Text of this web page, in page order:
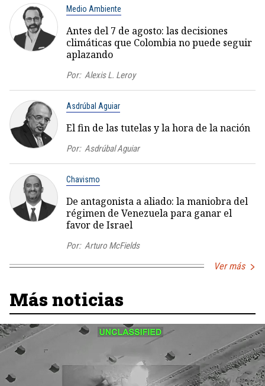
Medio Ambiente
Antes del 7 de agosto: las decisiones
climáticas que Colombia no puede seguir
aplazando
Por: Alexis L. Leroy
Asdrúbal Aguiar
El fin de las tutelas y la hora de la nación
Por: Asdrúbal Aguiar
Chavismo
De antagonista a aliado: la maniobra del
régimen de Venezuela para ganar el
favor de Israel
Por: Arturo McFields
Ver más
Más noticias